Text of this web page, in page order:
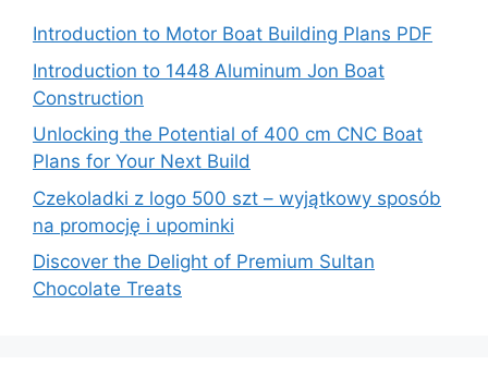
Introduction to Motor Boat Building Plans PDF
Introduction to 1448 Aluminum Jon Boat
Construction
Unlocking the Potential of 400 cm CNC Boat
Plans for Your Next Build
Czekoladki z logo 500 szt – wyjątkowy sposób
na promocję i upominki
Discover the Delight of Premium Sultan
Chocolate Treats